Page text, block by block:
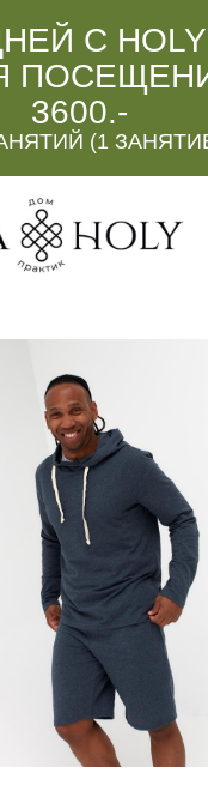
С HOLY
3600.-
(1